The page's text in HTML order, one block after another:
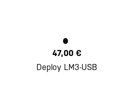
47,00 €
Deploy LM3-USB